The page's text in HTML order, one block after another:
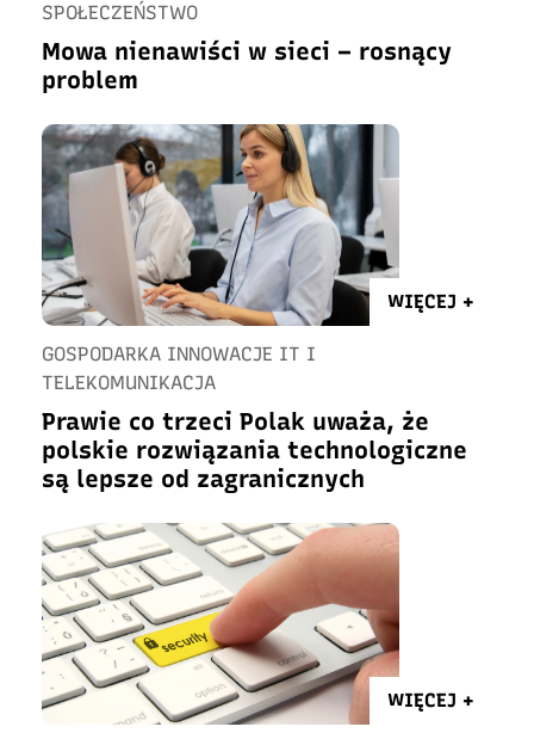
SPOŁECZEŃSTWO
Mowa nienawiści w sieci – rosnący
problem
WIĘCEJ +
GOSPODARKA INNOWACJE IT I
TELEKOMUNIKACJA
Prawie co trzeci Polak uważa, że
polskie rozwiązania technologiczne
są lepsze od zagranicznych
WIĘCEJ +